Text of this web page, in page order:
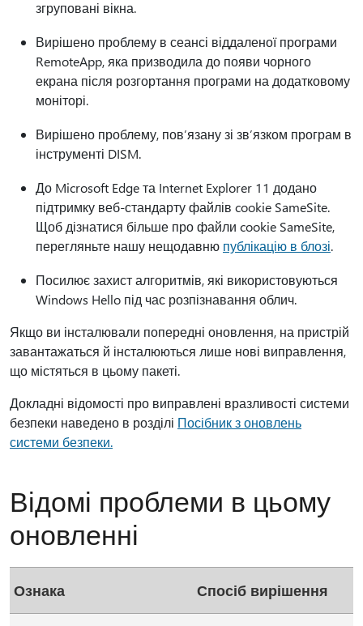
згруповані вікна.
Вирішено проблему в сеансі віддаленої програми
RemoteApp, яка призводила до появи чорного
екрана після розгортання програми на додатковому
моніторі.
Вирішено проблему, пов’язану зі зв’язком програм в
інструменті DISM.
До Microsoft Edge та Internet Explorer 11 додано
підтримку веб-стандарту файлів cookie SameSite.
Щоб дізнатися більше про файли cookie SameSite,
перегляньте нашу нещодавню публікацію в блозі.
Посилює захист алгоритмів, які використовуються
Windows Hello під час розпізнавання облич.
Якщо ви інсталювали попередні оновлення, на пристрій
завантажаться й інсталюються лише нові виправлення,
що містяться в цьому пакеті.
Докладні відомості про виправлені вразливості системи
безпеки наведено в розділі Посібник з оновлень
системи безпеки.
Відомі проблеми в цьому
оновленні
Ознака Спосіб вирішення